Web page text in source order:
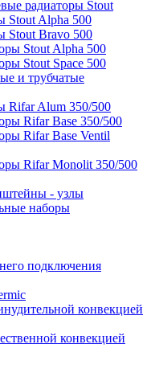
радиаторы Stout
Stout Alpha 500
Stout Bravo 500
Stout Alpha 500
Stout Space 500
и трубчатые
Rifar Alum 350/500
Rifar Base 350/500
Rifar Base Ventil
Rifar Monolit 350/500
- узлы
наборы
подключения
конвекцией
конвекцией